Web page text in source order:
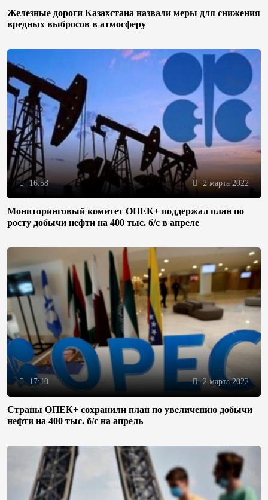
Железные дороги Казахстана назвали меры для снижения
вредных выбросов в атмосферу
16:58 2 марта 2022
Мониторинговый комитет ОПЕК+ поддержал план по
росту добычи нефти на 400 тыс. б/с в апреле
17:10 2 марта 2022
Страны ОПЕК+ сохранили план по увеличению добычи
нефти на 400 тыс. б/с на апрель